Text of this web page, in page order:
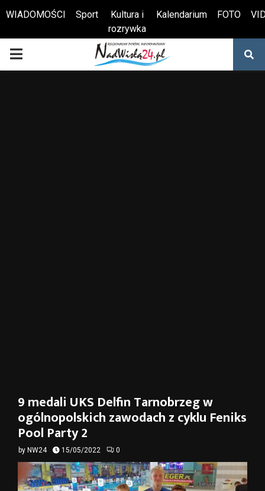
Otwórz pasek narzędzi
WIADOMOŚCI Sport
Kultura i
rozrywka
Kalendarium FOTO
PRIMARY
9 medali UKS Delfin Tarnobrzeg w
ogólnopolskich zawodach z cyklu Feniks
Pool Party 2
by NW24 15/05/2022 0